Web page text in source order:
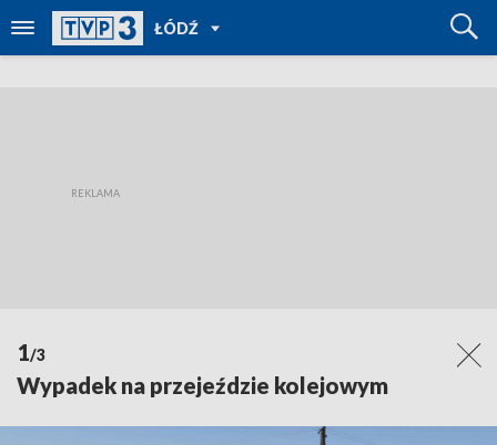
ŁÓDŹ
POWRÓT
DO
REGIONY
1/3
Wypadek na przejeździe kolejowym